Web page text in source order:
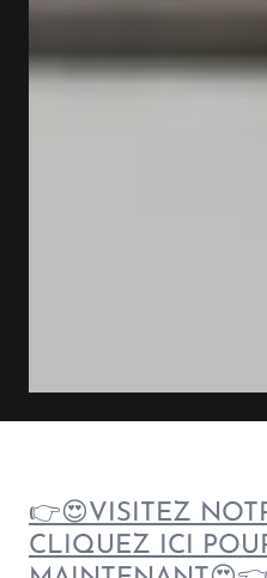
👉😍VISITEZ
CLIQUEZ ICI